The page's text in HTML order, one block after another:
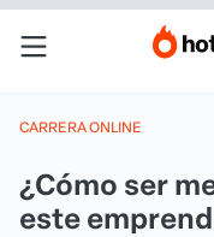
CARRERA ONLINE
¿Cómo ser
este